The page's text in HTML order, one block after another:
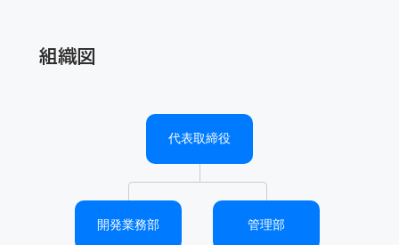
組織図
代表取締役
開発業務部 管理部